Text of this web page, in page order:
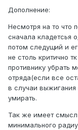
Дополнение:
Несмотря на то что
сначала кладетсья
потом следущий и
не столь критично
противнику убрать
отряда(если все
в случаи выжигания
умирать.
Так же имеет смысл
минимального